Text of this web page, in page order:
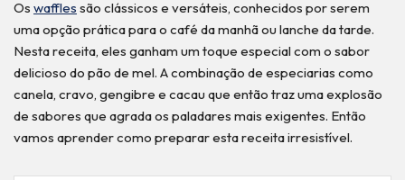
Os waffles são clássicos e versáteis, conhecidos por serem
uma opção prática para o café da manhã ou lanche da tarde.
Nesta receita, eles ganham um toque especial com o sabor
delicioso do pão de mel. A combinação de especiarias como
canela, cravo, gengibre e cacau que então traz uma explosão
de sabores que agrada os paladares mais exigentes. Então
vamos aprender como preparar esta receita irresistível.